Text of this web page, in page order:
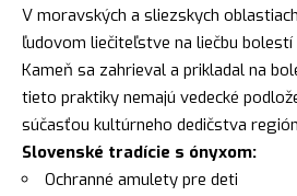
V moravských a sliezskych
ľudovom liečiteľstve na liečbu
Kameň sa zahrieval a prikladal na
tieto praktiky nemajú vedecké
súčasťou kultúrneho dedičstva
Slovenské tradície s ónyxom:
Ochranné amulety pre deti